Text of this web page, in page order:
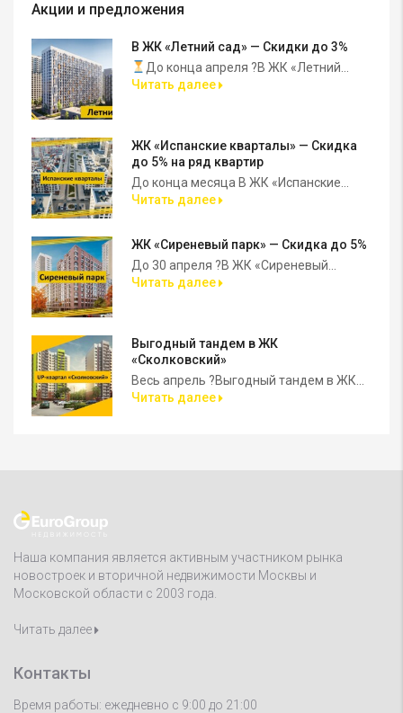
Акции и предложения
В ЖК «Летний сад» — Скидки до 3%
До конца апреля ?В ЖК «Летний...
Читать далее
ЖК «Испанские кварталы» — Скидка
до 5% на ряд квартир
До конца месяца В ЖК «Испанские...
Читать далее
ЖК «Сиреневый парк» — Скидка до 5%
До 30 апреля ?В ЖК «Сиреневый...
Читать далее
Выгодный тандем в ЖК
«Сколковский»
Весь апрель ?Выгодный тандем в ЖК...
Читать далее
Наша компания является активным участником рынка
новостроек и вторичной недвижимости Москвы и
Московской области с 2003 года.
Читать далее
Контакты
Время работы: ежедневно с 9:00 до 21:00